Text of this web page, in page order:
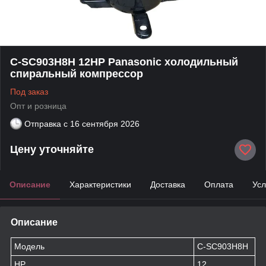
C-SC903H8H 12HP Panasonic холодильный
спиральный компрессор
Под заказ
Опт и розница
Отправка с 16 сентября 2026
Цену уточняйте
Описание Характеристики Доставка Оплата
Описание
Модель
C-SC903H8H
HP
12